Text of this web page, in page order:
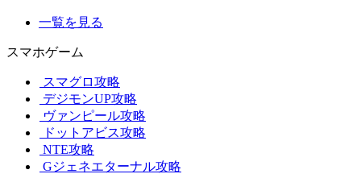
一覧を見る
スマホゲーム
スマグロ攻略
デジモンUP攻略
ヴァンピール攻略
ドットアビス攻略
NTE攻略
Gジェネエターナル攻略